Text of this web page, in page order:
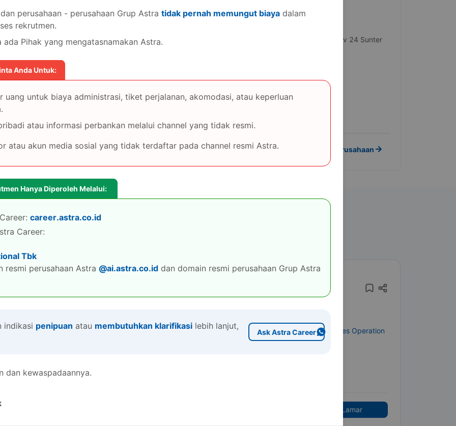
Keuangan, atau Administrasi.
kerja.
dan berambisi menjadi pemimpin.
KEHARUSAN.
dan kepemimpinan yang baik.
Email Rekrutmen Astra Daihatsu(recruitment.rod@dso.astra.co.id).
Jl Yos Sudarso Kav 24 Sunter
Website
Lihat Detail Perusahaan
Astra International - Daihatsu Sales Operation
Batas Lamar:30 Januari 2027
Astra International - Daihatsu Sales Operation
Lamar
perusahaan - perusahaan Grup Astra tidak pernah memungut biayadalam
rekrutmen.
Pihak yang mengatasnamakan Astra.
Anda Untuk:
uang untuk biaya administrasi, tiket perjalanan, akomodasi, atau keperluan
atau informasi perbankan melalui channel yang tidak resmi.
atau akun media sosial yang tidak terdaftar pada channel resmi Astra.
Hanya Diperoleh Melalui:
career.astra.co.id
Career:
Tbk
resmi perusahaan Astra @ai.astra.co.id dan domain resmi perusahaan Grup Astra
indikasi penipuan atau membutuhkan klarifikasilebih lanjut,
Ask Astra Career
dan kewaspadaannya.